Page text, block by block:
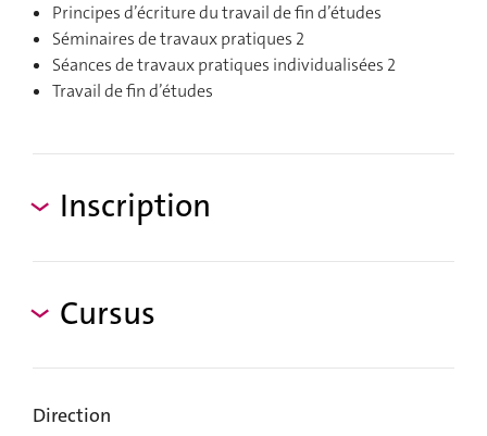
Principes d’écriture du travail de fin d’études
Séminaires de travaux pratiques 2
Séances de travaux pratiques individualisées 2
Travail de fin d’études
Inscription
Cursus
Direction